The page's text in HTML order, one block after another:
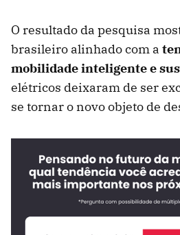
O resultado da pesquisa
brasileiro alinhado com a
mobilidade inteligente e
elétricos deixaram de ser
se tornar o novo objeto de